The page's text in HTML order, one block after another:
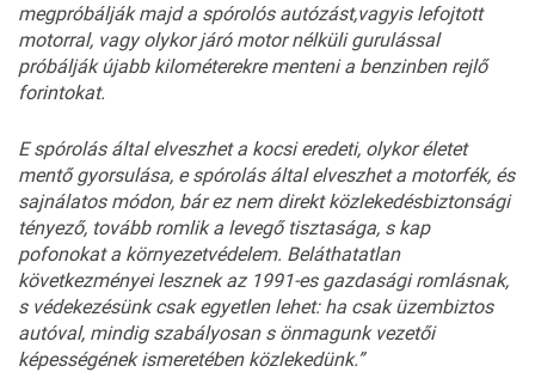
megpróbáljákmajda spórolós autózást,vagyis lefojtott
motorral, vagyolykorjáró motornélküligurulással
próbáljákújabb kilométerekrementenia benzinben rejlő
forintokat.
Espórolás általelveszheta kocsieredeti, olykoréletet
mentőgyorsulása, espórolás általelveszheta motorfék, és
sajnálatos módon, bárez nem direktközlekedésbiztonsági
tényező, tovább romlika levegő tisztasága, s kap
pofonokata környezetvédelem. Beláthatatlan
következményeilesznekaz 1991-es gazdaságiromlásnak,
s védekezésünkcsakegyetlen lehet: ha csaküzembiztos
autóval, mindig szabályosan s önmagunk vezetői
képességénekismeretében közlekedünk.”